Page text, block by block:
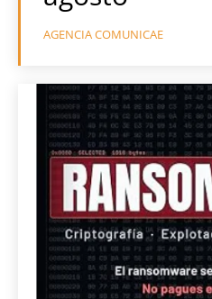
AGENCIA COMUNICAE